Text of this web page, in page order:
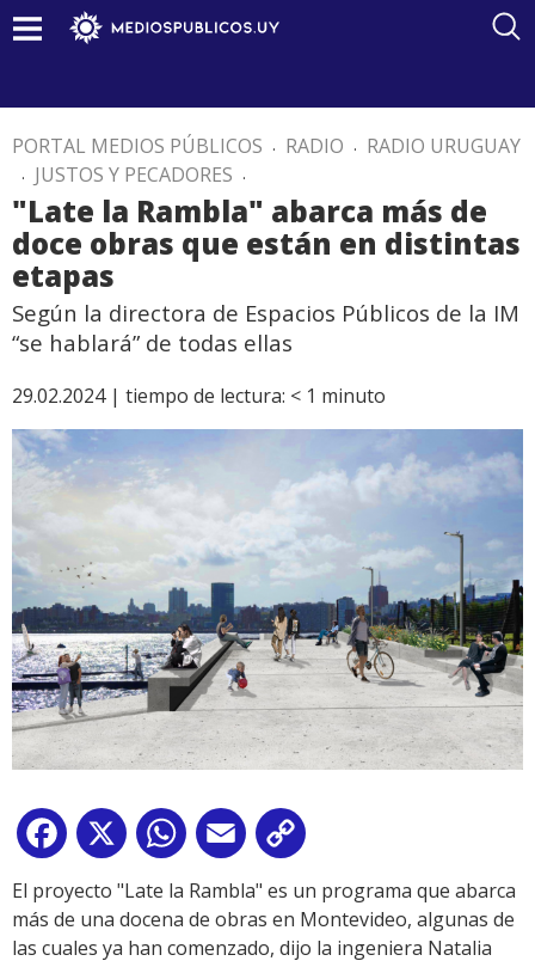
PORTAL MEDIOS PÚBLICOS . RADIO . RADIO URUGUAY
. JUSTOS Y PECADORES .
"Late la Rambla" abarca más de
doce obras que están en distintas
etapas
Según la directora de Espacios Públicos de la IM
“se hablará” de todas ellas
29.02.2024 | tiempo de lectura: < 1 minuto
Facebook
X WhatsApp
Email
Link
El proyecto "Late la Rambla" es un programa que abarca
más de una docena de obras en Montevideo, algunas de
las cuales ya han comenzado, dijo la ingeniera Natalia